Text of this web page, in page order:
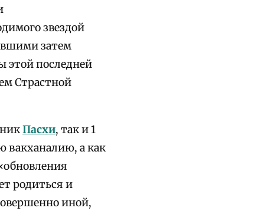
звездой
затем
последней
Страстной
Пасхи, так и 1
вакханалию, а как
родиться и
иной,